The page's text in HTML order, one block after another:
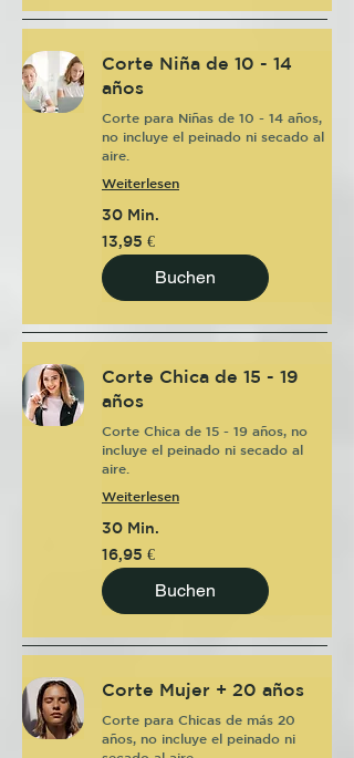
Corte Niña de 10 - 14
años
Corte para Niñas de 10 - 14 años,
no incluye el peinado ni secado al
aire.
Weiterlesen
30 Min.
13,95
Euro
13,95 €
Buchen
Corte Chica de 15 - 19
años
Corte Chica de 15 - 19 años, no
incluye el peinado ni secado al
aire.
Weiterlesen
30 Min.
16,95
Euro
16,95 €
Buchen
Corte Mujer + 20 años
Corte para Chicas de más 20
años, no incluye el peinado ni